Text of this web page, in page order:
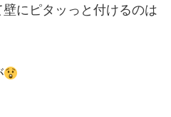
にピタッっと付けるのは